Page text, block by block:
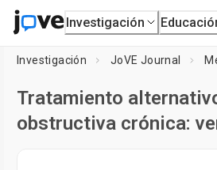
Investigación
Investigación JoVE Journal
Tratamiento
obstructiva crónica: